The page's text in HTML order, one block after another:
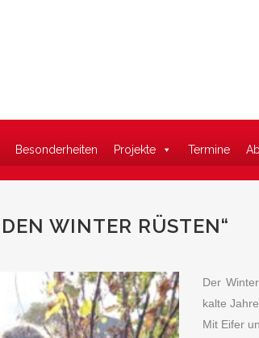
Besonderheiten Projekte Termine
WINTER RÜSTEN“
Der
kalte
Mit Eifer